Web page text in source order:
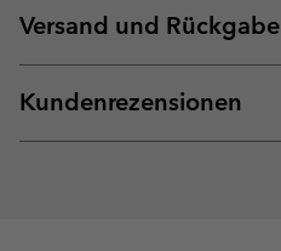
Versand und Rückgabe
Kundenrezensionen